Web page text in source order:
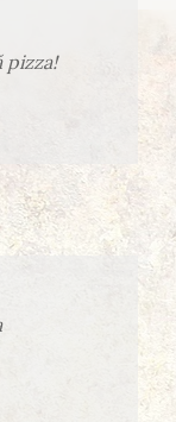
pizza!